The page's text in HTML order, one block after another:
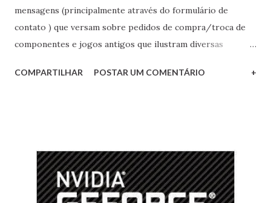
mensagens (principalmente através do formulário de
contato ) que versam sobre pedidos de compra/troca de
componentes e jogos antigos que ilustram diversas
agradeço imensamente o contato e as ofertas (muitas delas
tendo um crescimento bem acima do que eu havia
projetado (imensamente grato a todos!) e o volume de
mensagens e comentários recebidos subiu bastante nos
COMPARTILHAR POSTAR UM COMENTÁRIO +